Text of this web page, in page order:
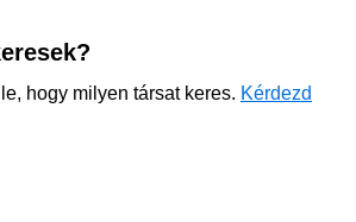
hogy milyen társat keres. Kérdezd